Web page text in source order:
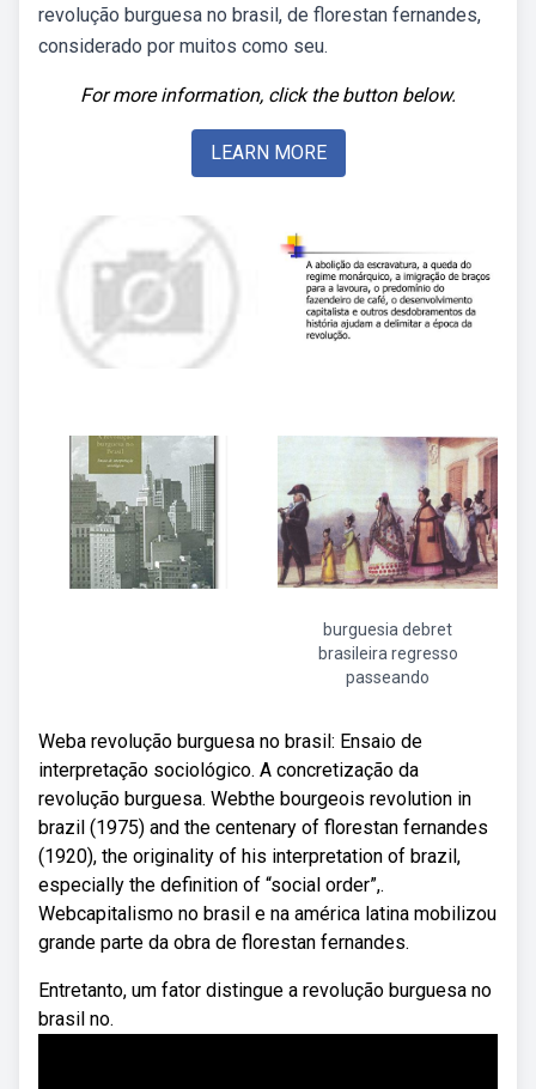
revolução burguesa no brasil, de florestan fernandes,
considerado por muitos como seu.
For more information, click the button below.
LEARN MORE
burguesia debret
brasileira regresso
passeando
Weba revolução burguesa no brasil: Ensaio de
interpretação sociológico. A concretização da
revolução burguesa. Webthe bourgeois revolution in
brazil (1975) and the centenary of florestan fernandes
(1920), the originality of his interpretation of brazil,
especially the definition of “social order”,.
Webcapitalismo no brasil e na américa latina mobilizou
grande parte da obra de florestan fernandes.
Entretanto, um fator distingue a revolução burguesa no
brasil no.